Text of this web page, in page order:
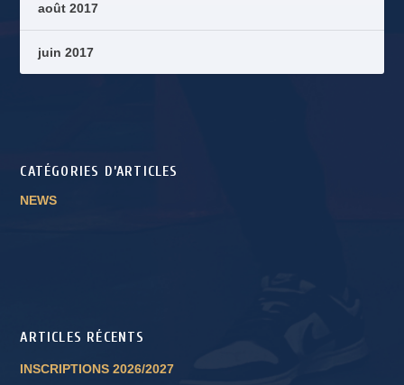
août 2017
juin 2017
CATÉGORIES D’ARTICLES
NEWS
ARTICLES RÉCENTS
INSCRIPTIONS 2026/2027